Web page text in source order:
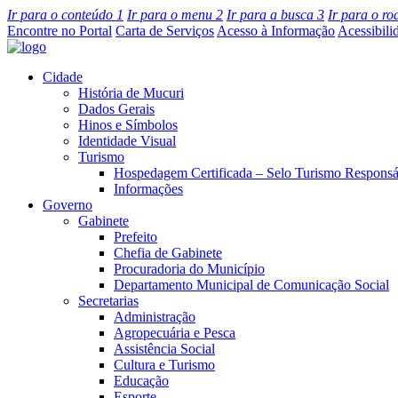
Ir para o conteúdo 1 Ir para o menu 2 Ir para a busca 3 Ir para o
Encontre no Portal Carta de Serviços Acesso à Informação
Cidade
História de Mucuri
Dados Gerais
Hinos e Símbolos
Identidade Visual
Turismo
Hospedagem Certificada – Selo Turismo
Informações
Governo
Gabinete
Prefeito
Chefia de Gabinete
Procuradoria do Município
Departamento Municipal de Comunicação Social
Secretarias
Administração
Agropecuária e Pesca
Assistência Social
Cultura e Turismo
Educação